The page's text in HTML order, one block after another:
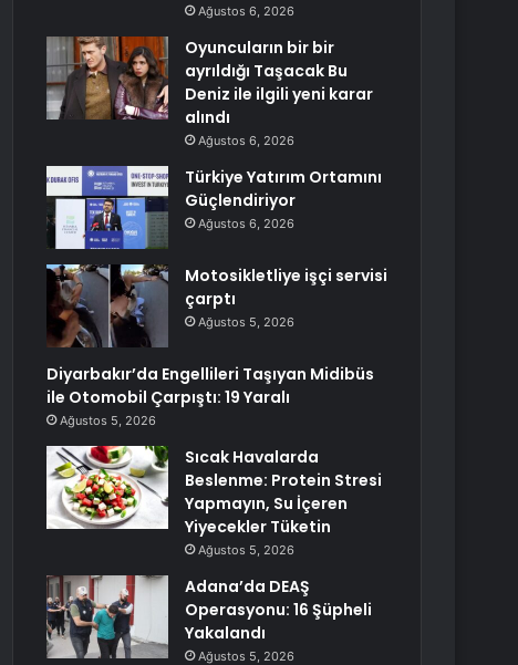
Ağustos 6, 2026
Oyuncuların bir bir
ayrıldığı Taşacak Bu
Deniz ile ilgili yeni karar
alındı
Ağustos 6, 2026
Türkiye Yatırım Ortamını
Güçlendiriyor
Ağustos 6, 2026
Motosikletliye işçi servisi
çarptı
Ağustos 5, 2026
Diyarbakır’da Engellileri Taşıyan Midibüs
ile Otomobil Çarpıştı: 19 Yaralı
Ağustos 5, 2026
Sıcak Havalarda
Beslenme: Protein Stresi
Yapmayın, Su İçeren
Yiyecekler Tüketin
Ağustos 5, 2026
Adana’da DEAŞ
Operasyonu: 16 Şüpheli
Yakalandı
Ağustos 5, 2026